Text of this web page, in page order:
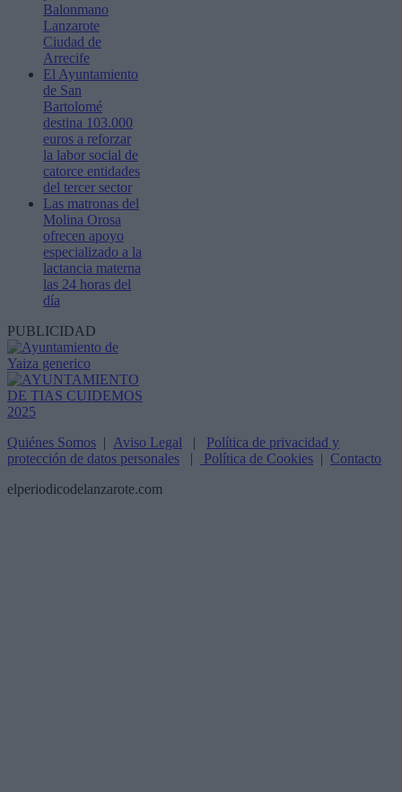
Balonmano
Lanzarote
Ciudad de
Arrecife
El Ayuntamiento
de San
Bartolomé
destina 103.000
euros a reforzar
la labor social de
catorce entidades
del tercer sector
Las matronas del
Molina Orosa
ofrecen apoyo
especializado a la
lactancia materna
las 24 horas del
día
PUBLICIDAD
Quiénes Somos | Aviso Legal | Política de privacidad y
protección de datos personales | Política de Cookies | Contacto
elperiodicodelanzarote.com